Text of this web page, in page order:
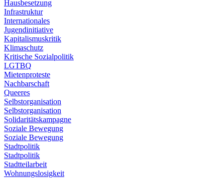
Hausbesetzung
Infrastruktur
Internationales
Jugendinitiative
Kapitalismuskritik
Klimaschutz
Kritische Sozialpolitik
LGTBQ
Mietenproteste
Nachbarschaft
Queeres
Selbstorganisation
Selbstorganisation
Solidaritätskampagne
Soziale Bewegung
Soziale Bewegung
Stadtpolitik
Stadtpolitik
Stadtteilarbeit
Wohnungslosigkeit